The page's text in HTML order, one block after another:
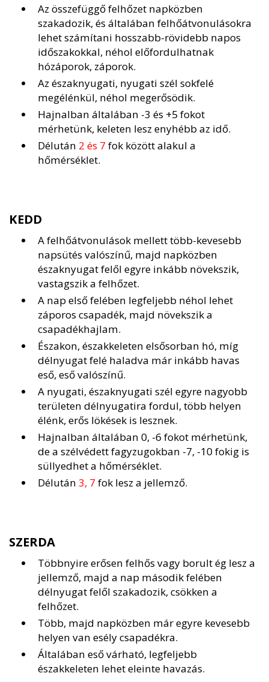
Az összefüggő felhőzet napközben
szakadozik, és általában felhőátvonulásokra
lehet számítani hosszabb-rövidebb napos
időszakokkal, néhol előfordulhatnak
hózáporok, záporok.
Az északnyugati, nyugati szél sokfelé
megélénkül, néhol megerősödik.
Hajnalban általában -3 és +5 fokot
mérhetünk, keleten lesz enyhébb az idő.
Délután 2 és 7 fok között alakul a
hőmérséklet.
KEDD
A felhőátvonulások mellett több-kevesebb
napsütés valószínű, majd napközben
északnyugat felől egyre inkább növekszik,
vastagszik a felhőzet.
A nap első felében legfeljebb néhol lehet
záporos csapadék, majd növekszik a
csapadékhajlam.
Északon, északkeleten elsősorban hó, míg
délnyugat felé haladva már inkább havas
eső, eső valószínű.
A nyugati, északnyugati szél egyre nagyobb
területen délnyugatira fordul, több helyen
élénk, erős lökések is lesznek.
Hajnalban általában 0, -6 fokot mérhetünk,
de a szélvédett fagyzugokban -7, -10 fokig is
süllyedhet a hőmérséklet.
Délután 3, 7 fok lesz a jellemző.
SZERDA
Többnyire erősen felhős vagy borult ég lesz a
jellemző, majd a nap második felében
délnyugat felől szakadozik, csökken a
felhőzet.
Több, majd napközben már egyre kevesebb
helyen van esély csapadékra.
Általában eső várható, legfeljebb
északkeleten lehet eleinte havazás.